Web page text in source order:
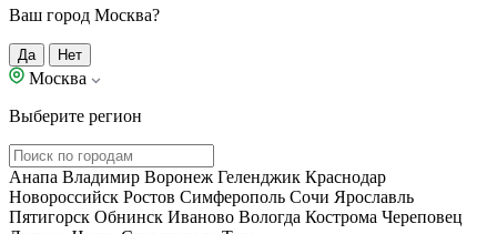
Ваш город Москва?
Да Нет
Москва
Выберите регион
Анапа Владимир Воронеж Геленджик Краснодар
Новороссийск Ростов Симферополь Сочи Ярославль
Пятигорск Обнинск Иваново Вологда Кострома Череповец